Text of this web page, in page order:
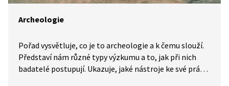
Archeologie
Pořad vysvětluje, co je to archeologie a k čemu slouží.
Představí nám různé typy výzkumu a to, jak při nich
badatelé postupují. Ukazuje, jaké nástroje ke své práci